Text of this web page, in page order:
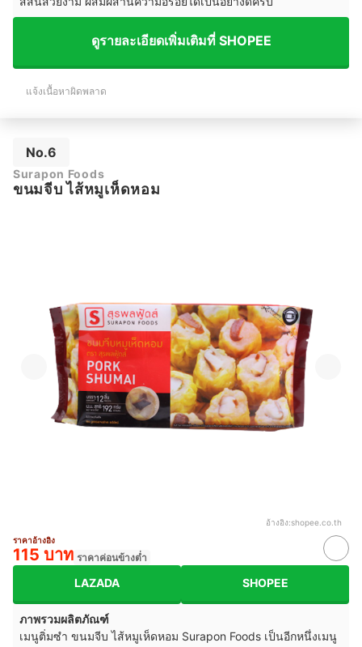
ดูรายละเอียดเพิ่มเติมที่ SHOPEE
แจ้งเนื้อหาผิดพลาด
No.6
Surapon Foods
ขนมจีบ ไส้หมูเห็ดหอม
อ้างอิง:shopee.co.th
ราคาอ้างอิง
115 บาท ราคาค่อนข้างต่ำ
LAZADA SHOPEE
ภาพรวมผลิตภัณฑ์
เมนูติ่มซำ ขนมจีบ ไส้หมูเห็ดหอม Surapon Foods เป็นอีกหนึ่งเมนู